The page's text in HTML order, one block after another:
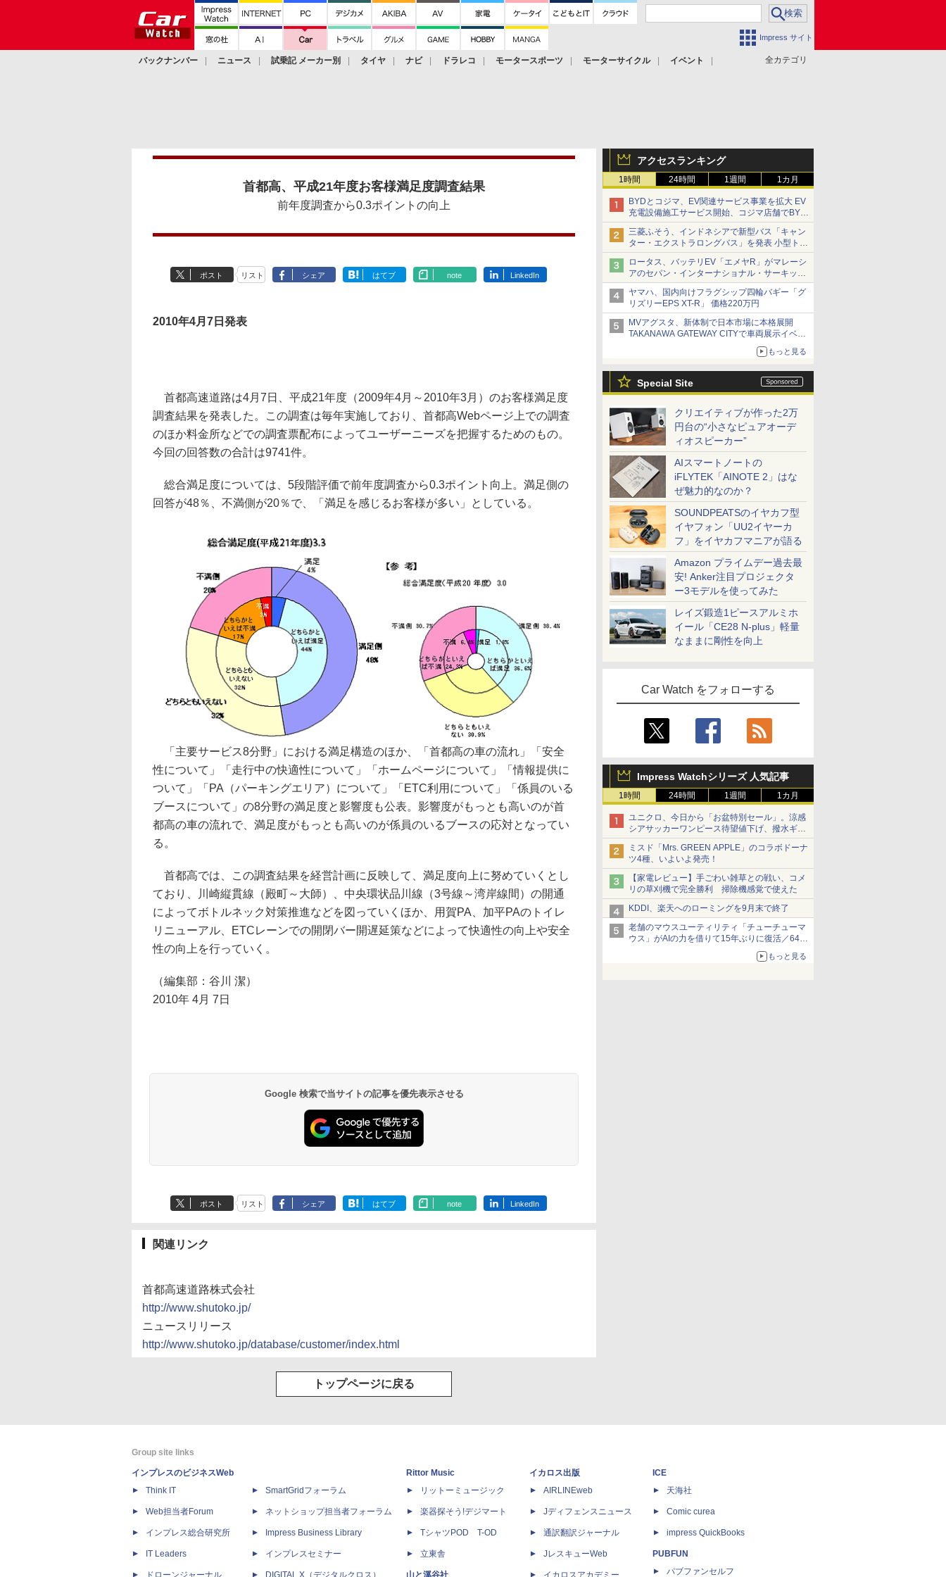
Impress サイト
全カテゴリ
バックナンバー ニュース 試乗記 メーカー別 タイヤ ナビ ドラレコ モータースポーツ モーターサイクル
イベント
アクセスランキング
1時間 24時間 1週間 1カ月
BYDとコジマ、EV関連サービス事業を拡大 EV
充電設備施工サービス開始、コジマ店舗でBYD
車の展示・試乗イベントを強化
三菱ふそう、インドネシアで新型バス「キャン
ター・エクストラロングバス」を発表 小型トラ
ックベースの観光・旅客輸送向けバス
ロータス、バッテリEV「エメヤR」がマレーシ
アのセパン・インターナショナル・サーキット
のBEV最速タイムを樹立
ヤマハ、国内向けフラグシップ四輪バギー「グ
リズリーEPS XT-R」 価格220万円
MVアグスタ、新体制で日本市場に本格展開
TAKANAWA GATEWAY CITYで車両展示イベン
もっと見る
Special Site
クリエイティブが作った2万
円台の“小さなピュアオーデ
ィオスピーカー”
AIスマートノートの
iFLYTEK「AINOTE 2」はな
ぜ魅力的なのか？
SOUNDPEATSのイヤカフ型
イヤフォン「UU2イヤーカ
フ」をイヤカフマニアが語る
Amazon プライムデー過去最
安! Anker注目プロジェクタ
ー3モデルを使ってみた
レイズ鍛造1ピースアルミホ
イール「CE28 N-plus」軽量
なままに剛性を向上
Car Watch をフォローする
Impress Watchシリーズ 人気記事
1時間 24時間 1週間 1カ月
ユニクロ、今日から「お盆特別セール」。涼感
シアサッカーワンピース待望値下げ、撥水ギア
ショーツは1990円に
ミスド「Mrs. GREEN APPLE」のコラボドーナ
ツ4種、いよいよ発売！
【家電レビュー】手ごわい雑草との戦い、コメ
リの草刈機で完全勝利 掃除機感覚で使えた
KDDI、楽天へのローミングを9月末で終了
老舗のマウスユーティリティ「チューチューマ
ウス」がAIの力を借りて15年ぶりに復活／64bit
化、Windows 10/11、「Chrome」も走り回
る。復活記念で2026年末まで500円
もっと見る
首都高、平成21年度お客様満足度調査結果
前年度調査から0.3ポイントの向上
ポスト リスト シェア はてブ note LinkedIn
2010年4月7日発表
首都高速道路は4月7日、平成21年度（2009年4月～2010年3月）のお客様満足度
調査結果を発表した。この調査は毎年実施しており、首都高Webページ上での調査
のほか料金所などでの調査票配布によってユーザーニーズを把握するためのもの。
今回の回答数の合計は9741件。
総合満足度については、5段階評価で前年度調査から0.3ポイント向上。満足側の
回答が48％、不満側が20％で、「満足を感じるお客様が多い」としている。
「主要サービス8分野」における満足構造のほか、「首都高の車の流れ」「安全
性について」「走行中の快適性について」「ホームページについて」「情報提供に
ついて」「PA（パーキングエリア）について」「ETC利用について」「係員のいる
ブースについて」の8分野の満足度と影響度も公表。影響度がもっとも高いのが首
都高の車の流れで、満足度がもっとも高いのが係員のいるブースの応対となってい
る。
首都高では、この調査結果を経営計画に反映して、満足度向上に努めていくとし
ており、川崎縦貫線（殿町～大師）、中央環状品川線（3号線～湾岸線間）の開通
によってボトルネック対策推進などを図っていくほか、用賀PA、加平PAのトイレ
リニューアル、ETCレーンでの開閉バー開遅延策などによって快適性の向上や安全
性の向上を行っていく。
（編集部：谷川 潔）
2010年 4月 7日
Google 検索で当サイトの記事を優先表示させる
ポスト リスト シェア はてブ note LinkedIn
関連リンク
首都高速道路株式会社
http://www.shutoko.jp/
ニュースリリース
http://www.shutoko.jp/database/customer/index.html
トップページに戻る
Group site links
インプレスのビジネスWeb
Think IT
Web担当者Forum
インプレス総合研究所
IT Leaders
SmartGridフォーラム
ネットショップ担当者フォーラム
Impress Business Library
インプレスセミナー
Rittor Music
リットーミュージック
楽器探そう!デジマート
TシャツPOD T-OD
立東舎
イカロス出版
AIRLINEweb
Jディフェンスニュース
通訳翻訳ジャーナル
JレスキューWeb
ICE
天海社
Comic curea
impress QuickBooks
PUBFUN
パブファンセルフ